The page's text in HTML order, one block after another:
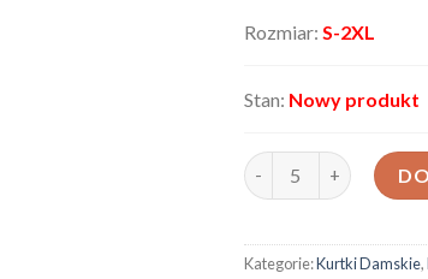
Rozmiar: S-2XL
Stan: Nowy produkt
ilość Kurtka damska
Kategorie:Kurtki Damskie,